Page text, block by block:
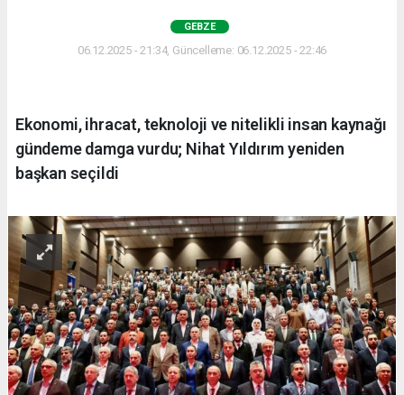
GEBZE
06.12.2025 - 21:34, Güncelleme: 06.12.2025 - 22:46
Ekonomi, ihracat, teknoloji ve nitelikli insan kaynağı
gündeme damga vurdu; Nihat Yıldırım yeniden
başkan seçildi